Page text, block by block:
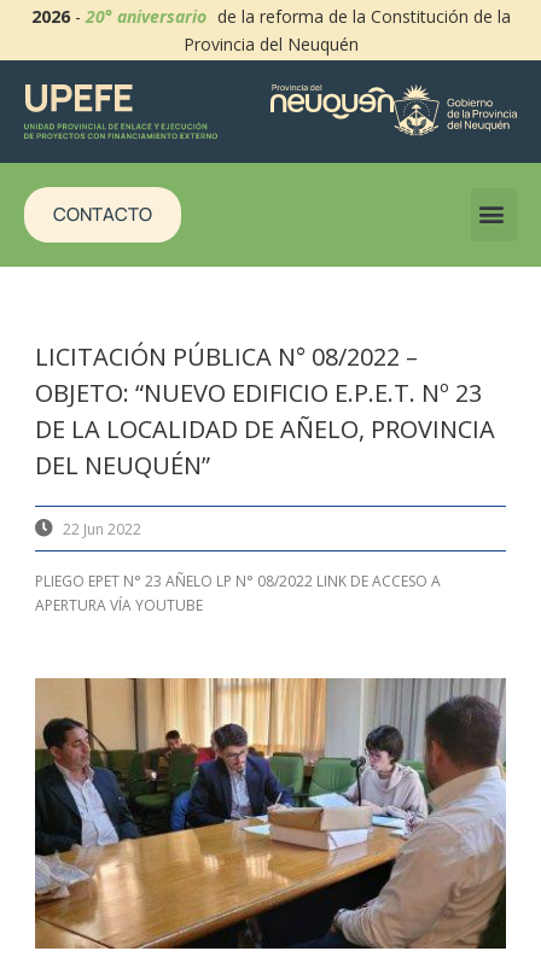
2026-20° aniversario de la reforma de la Constitución de la
Provincia del Neuquén
CONTACTO
LICITACIÓN PÚBLICA N° 08/2022 –
OBJETO: “NUEVO EDIFICIO E.P.E.T. Nº 23
DE LA LOCALIDAD DE AÑELO, PROVINCIA
DEL NEUQUÉN”
22 Jun 2022
PLIEGO EPET N° 23 AÑELO LP N° 08/2022 LINK DE ACCESO A
APERTURA VÍA YOUTUBE